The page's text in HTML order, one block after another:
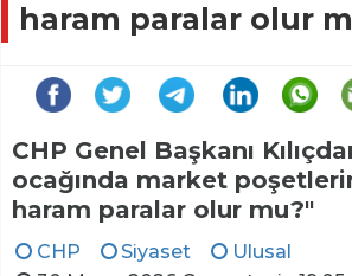
haram paralar olur
CHP Genel Başkanı
ocağında market
haram paralar olur mu?"
CHP Siyaset
Ulusal